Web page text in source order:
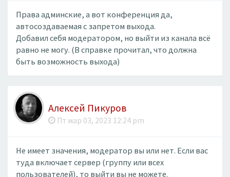
Права админские, а вот конференция да,
автосоздаваемая с запретом выхода.
Добавил себя модератором, но выйти из канала всё
равно не могу. (В справке прочитал, что должна
быть возможность выхода)
Алексей Пикуров
Пт мар 03, 2023 12:24 pm
Не имеет значения, модератор вы или нет. Если вас
туда включает сервер (группу или всех
пользователей), то выйти вы не можете.